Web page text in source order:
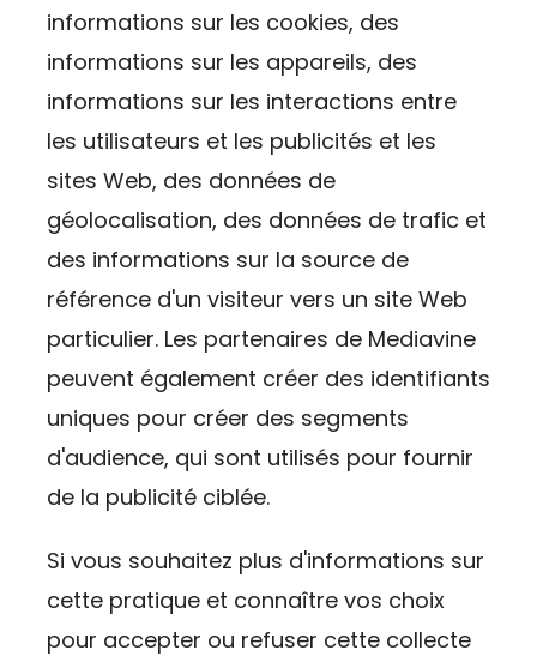
informations sur les cookies, des
informations sur les appareils, des
informations sur les interactions entre
les utilisateurs et les publicités et les
sites Web, des données de
géolocalisation, des données de trafic et
des informations sur la source de
référence d'un visiteur vers un site Web
particulier. Les partenaires de Mediavine
peuvent également créer des identifiants
uniques pour créer des segments
d'audience, qui sont utilisés pour fournir
de la publicité ciblée.
Si vous souhaitez plus d'informations sur
cette pratique et connaître vos choix
pour accepter ou refuser cette collecte